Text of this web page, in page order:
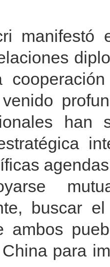
en
buscar
ambos
para